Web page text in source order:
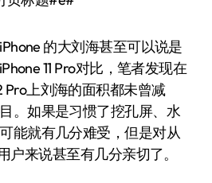
的大刘海甚至可以说是
11 Pro对比，笔者发现在
Pro上刘海的面积都未曾减
。如果是习惯了挖孔屏、水
能就有几分难受，但是对从
户来说甚至有几分亲切了。